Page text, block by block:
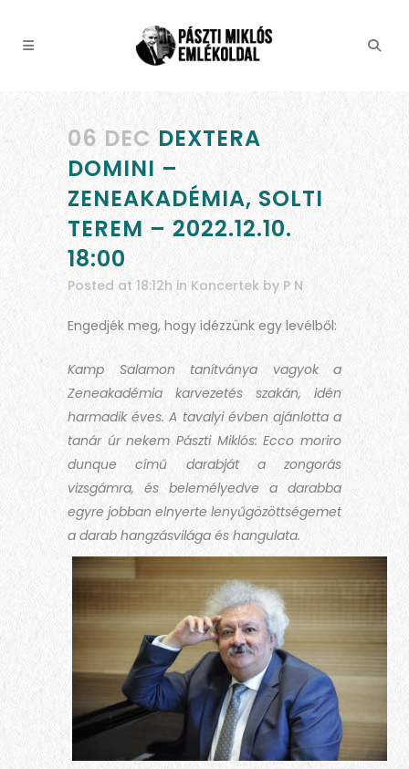
06 DEC DEXTERA
DOMINI –
ZENEAKADÉMIA, SOLTI
TEREM – 2022.12.10.
18:00
Posted at 18:12h in Koncertek by P N
Engedjék meg, hogy idézzünk egy levélből:
Kamp Salamon tanítványa vagyok a
Zeneakadémia karvezetés szakán, idén
harmadik éves. A tavalyi évben ajánlotta a
tanár úr nekem Pászti Miklós: Ecco moriro
dunque című darabját a zongorás
vizsgámra, és belemélyedve a darabba
egyre jobban elnyerte lenyűgözöttségemet
a darab hangzásvilága és hangulata.